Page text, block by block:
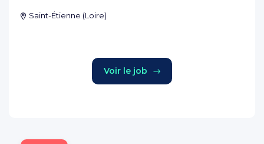
Saint-Étienne (Loire)
Voir le job